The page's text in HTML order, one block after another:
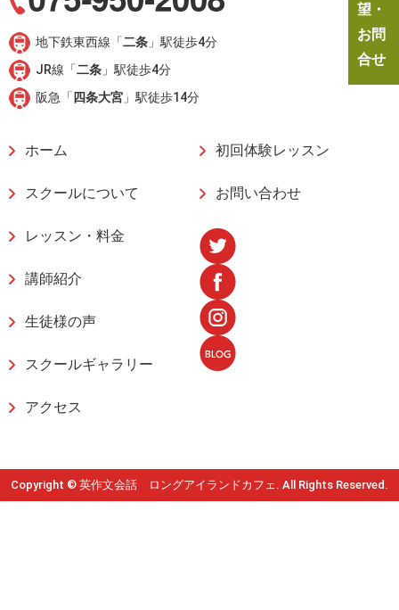
地下鉄東西線「二条 」駅徒歩4分
JR線「二条 」駅徒歩4分
阪急「 四条大宮 」駅徒歩14分
ホーム
スクールについて
レッスン・料金
講師紹介
生徒様の声
スクールギャラリー
アクセス
初回体験レッスン
お問い合わせ
望・
お問
合せ
Copyright © 英作文会話 ロングアイランドカフェ. All Rights Reserved.